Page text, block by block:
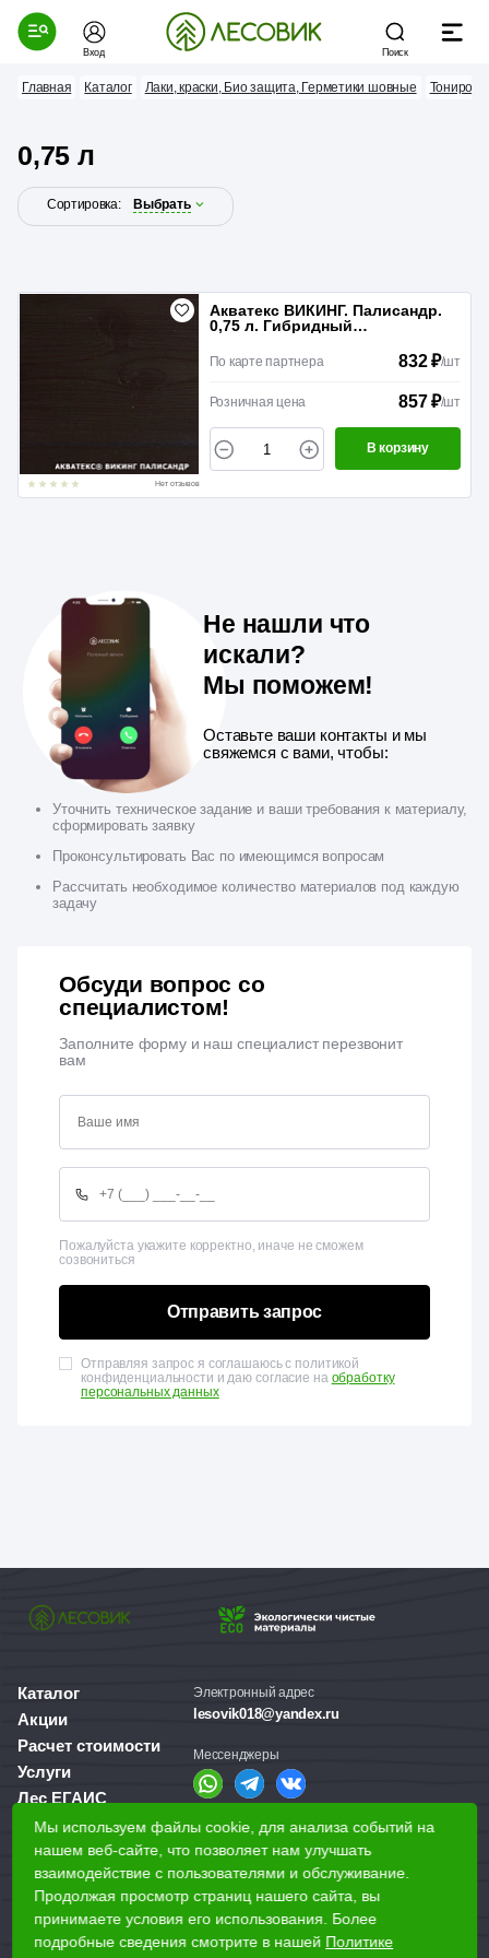
Вход Поиск
Главная Каталог Лаки, краски, Био защита, Герметики шовные
0,75 л
Сортировка: Выбрать
Нет отзывов
Акватекс ВИКИНГ. Палисандр.
0,75 л. Гибридный
дерева
По карте партнера 832 ₽/шт
Розничная цена 857 ₽/шт
В корзину
Не нашли что
искали?
Мы поможем!
Оставьте ваши контакты и мы
свяжемся с вами, чтобы:
Уточнить техническое задание и ваши требования к материалу,
сформировать заявку
Проконсультировать Вас по имеющимся вопросам
Рассчитать необходимое количество материалов под каждую
задачу
Обсуди вопрос со
специалистом!
Заполните форму и наш специалист перезвонит
вам
Пожалуйста укажите корректно, иначе не сможем
созвониться
Отправить запрос
Отправляя запрос я соглашаюсь с политикой
конфиденциальности и даю согласие на обработку
персональных данных
Каталог
Акции
Расчет стоимости
Услуги
Лес ЕГАИС
О компании
Доставка и оплата
Для бизнеса
Наши магазины
Электронный адрес
lesovik018@yandex.ru
Мессенджеры
Справочная служба
+7 (3412) 77-60-50
Мы используем файлы cookie, для анализа событий на
нашем веб-сайте, что позволяет нам улучшать
взаимодействие с пользователями и обслуживание.
Продолжая просмотр страниц нашего сайта, вы
принимаете условия его использования. Более
подробные сведения смотрите в нашей Политике